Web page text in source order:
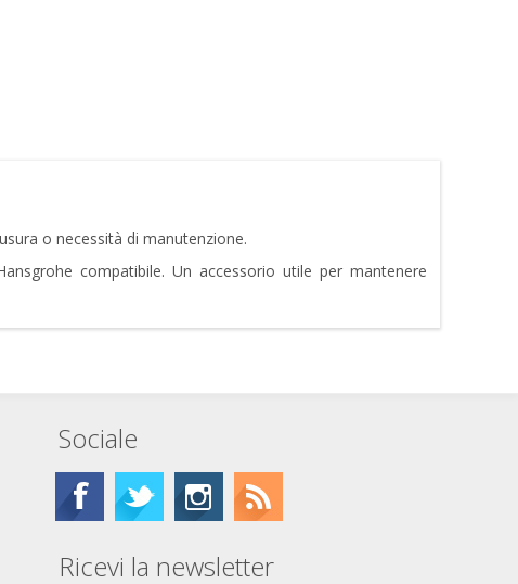
o necessità di manutenzione.
compatibile. Un accessorio utile per mantenere
Sociale
Ricevi la newsletter